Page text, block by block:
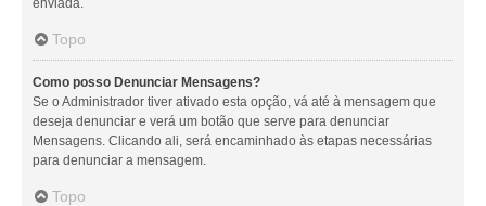
enviada.
Topo
Como posso Denunciar Mensagens?
Se o Administrador tiver ativado esta opção, vá até à mensagem que
deseja denunciar e verá um botão que serve para denunciar
Mensagens. Clicando ali, será encaminhado às etapas necessárias
para denunciar a mensagem.
Topo